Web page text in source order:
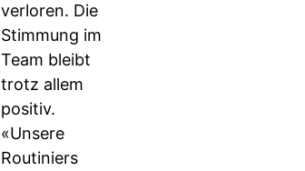
verloren. Die
Stimmung im
Team bleibt
trotz allem
positiv.
«Unsere
Routiniers